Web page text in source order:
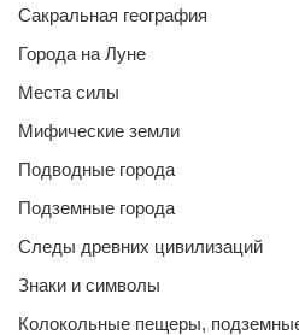
Сакральная география
Города на Луне
Места силы
Мифические земли
Подводные города
Подземные города
Следы древних цивилизаций
Знаки и символы
Колокольные пещеры,